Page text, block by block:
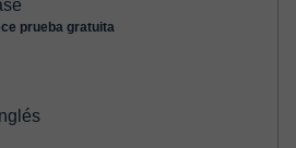
prueba gratuita